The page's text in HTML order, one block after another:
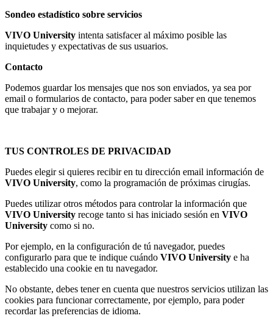
Sondeo estadístico sobre servicios
VIVO University intenta satisfacer al máximo posible las
inquietudes y expectativas de sus usuarios.
Contacto
Podemos guardar los mensajes que nos son enviados, ya sea por
email o formularios de contacto, para poder saber en que tenemos
que trabajar y o mejorar.
TUS CONTROLES DE PRIVACIDAD
Puedes elegir si quieres recibir en tu dirección email información de
VIVO University, como la programación de próximas cirugías.
Puedes utilizar otros métodos para controlar la información que
VIVO University recoge tanto si has iniciado sesión en VIVO
University como si no.
Por ejemplo, en la configuración de tú navegador, puedes
configurarlo para que te indique cuándo VIVO University e ha
establecido una cookie en tu navegador.
No obstante, debes tener en cuenta que nuestros servicios utilizan las
cookies para funcionar correctamente, por ejemplo, para poder
recordar las preferencias de idioma.